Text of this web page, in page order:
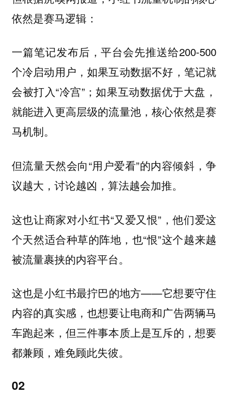
依然是赛马逻辑：
一篇笔记发布后，平台会先推送给200-500
个冷启动用户，如果互动数据不好，笔记就
会被打入“冷宫”；如果互动数据优于大盘，
就能进入更高层级的流量池，核心依然是赛
马机制。
但流量天然会向“用户爱看”的内容倾斜，争
议越大，讨论越凶，算法越会加推。
这也让商家对小红书“又爱又恨”，他们爱这
个天然适合种草的阵地，也“恨”这个越来越
被流量裹挟的内容平台。
这也是小红书最拧巴的地方——它想要守住
内容的真实感，也想要让电商和广告两辆马
车跑起来，但三件事本质上是互斥的，想要
都兼顾，难免顾此失彼。
02